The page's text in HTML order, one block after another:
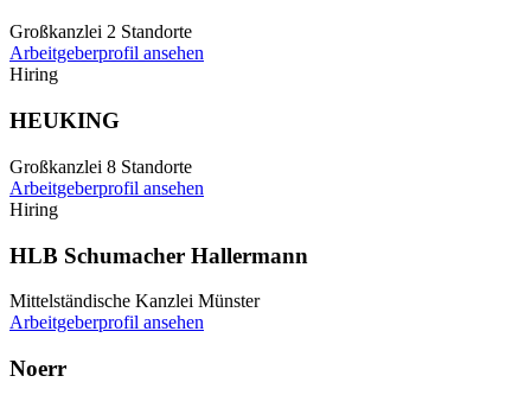
Großkanzlei 2 Standorte
Arbeitgeberprofil ansehen
Hiring
HEUKING
Großkanzlei 8 Standorte
Arbeitgeberprofil ansehen
Hiring
HLB Schumacher Hallermann
Mittelständische Kanzlei Münster
Arbeitgeberprofil ansehen
Noerr